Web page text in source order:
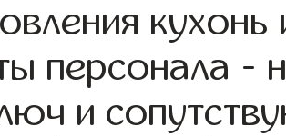
персонала -
и